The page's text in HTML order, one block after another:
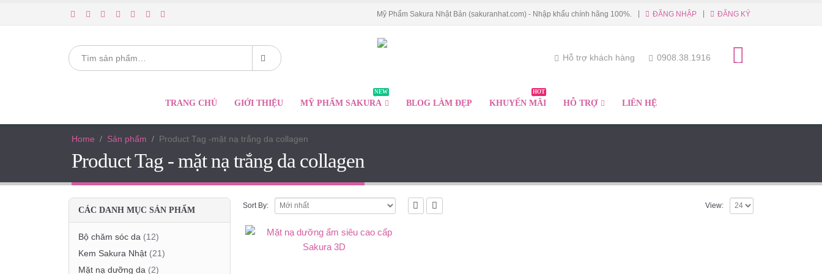
Mỹ Phẩm Sakura Nhật Bản (sakuranhat.com) - Nhập khẩu chính hãng 100%. ĐĂNG NHẬP ĐĂNG KÝ
Hỗ trợ khách hàng 0908.38.1916
TRANG CHỦ GIỚI THIỆU MỸ PHẨM SAKURA
NEW
BLOG LÀM ĐẸP KHUYẾN MÃI
HOT
HỖ TRỢ LIÊN HỆ
Home Sản phẩm Product Tag -mặt nạ trắng da collagen
Product Tag - mặt nạ trắng da collagen
Sort By: View:
CÁC DANH MỤC SẢN PHẨM
Bộ chăm sóc da (12)
Kem Sakura Nhật (21)
Mặt nạ dưỡng da (2)